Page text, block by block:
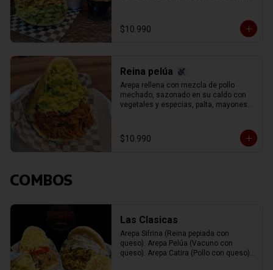
$10.990
Reina pelúa
Arepa rellena con mezcla de pollo
mechado, sazonado en su caldo con
vegetales y especias, palta, mayonesa
(separada en hebras) con el delicioso
sofrito del chef y toque de vino tinto.
$10.990
COMBOS
Las Clasicas
Arepa Sifrina (Reina pepiada con
queso). Arepa Pelúa (Vacuno con
queso). Arepa Catira (Pollo con queso).